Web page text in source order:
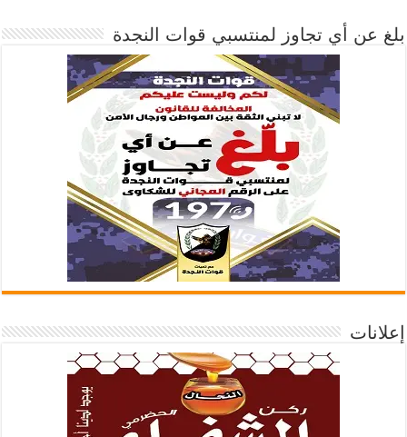
بلغ عن أي تجاوز لمنتسبي قوات النجدة
إعلانات